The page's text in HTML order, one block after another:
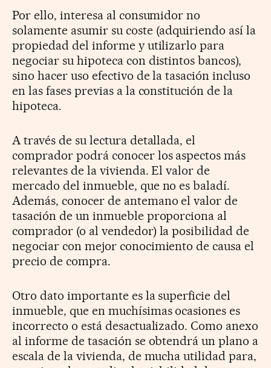
Por ello, interesa al consumidor no
solamente asumir su coste (adquiriendo así la
propiedad del informe y utilizarlo para
negociar su hipoteca con distintos bancos),
sino hacer uso efectivo de la tasación incluso
en las fases previas a la constitución de la
hipoteca.
A través de su lectura detallada, el
comprador podrá conocer los aspectos más
relevantes de la vivienda. El valor de
mercado del inmueble, que no es baladí.
Además, conocer de antemano el valor de
tasación de un inmueble proporciona al
comprador (o al vendedor) la posibilidad de
negociar con mejor conocimiento de causa el
precio de compra.
Otro dato importante es la superficie del
inmueble, que en muchísimas ocasiones es
incorrecto o está desactualizado. Como anexo
al informe de tasación se obtendrá un plano a
escala de la vivienda, de mucha utilidad para,